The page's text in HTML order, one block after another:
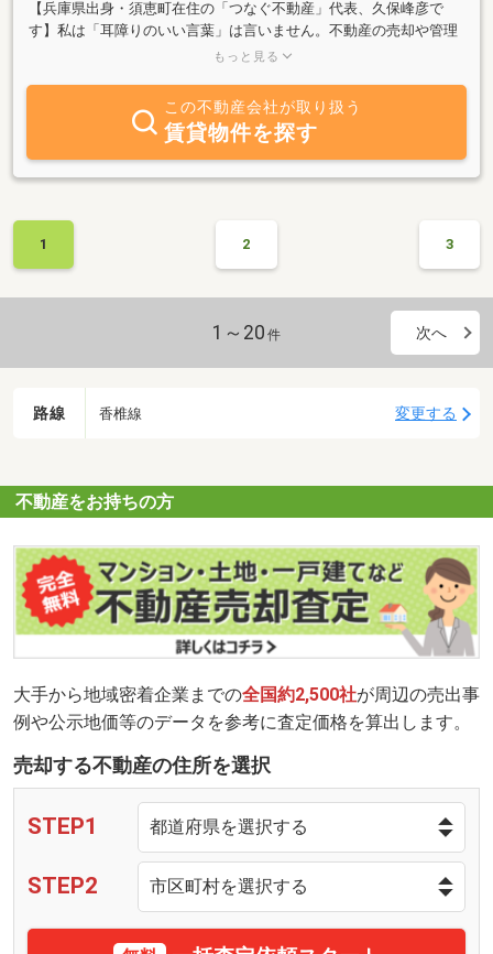
【兵庫県出身・須恵町在住の「つなぐ不動産」代表、久保峰彦で
す】私は「耳障りのいい言葉」は言いません。不動産の売却や管理
には、必ずリスクや厳しい現実があります。契約欲しさにそれを隠
有者様への最大の誠実さだと考えているからです。■ つなぐ不動産
の3つの約束1.物理的な管理を徹底します：草刈り、台風後の見回
り、郵便物整理など、大手にはできない「泥臭い現場作業」を機動
力高く行います。2.IT×アナログの融合：最新のAI検索対策と、地元
自治会でのネットワークを駆使し、ネットに出ない需要ともマッチ
てすぐに動ける範囲に限定しています。「実家が遠くて管理できな
い」「誰を信じていいか分からない」という方は、ぜひ一度ご相談
ください。綺麗な言葉ではなく、確実な解決策を提示します。
もっと見る
この不動産会社が取り扱う
賃貸物件を探す
1 2 3
1～20 件 次へ
路線 香椎線 変更する
不動産をお持ちの方
大手から地域密着企業までの全国約2,500社が周辺の売出事
例や公示地価等のデータを参考に査定価格を算出します。
売却する不動産の住所を選択
STEP1
STEP2